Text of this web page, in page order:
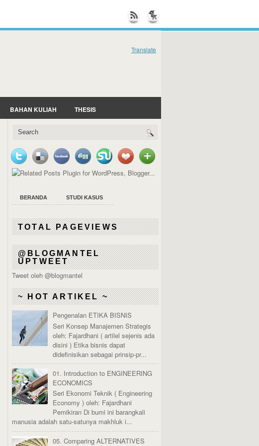
Translate
BAHAN KULIAH THESIS
BERANDA STUDI KASUS
TOTAL PAGEVIEWS
@BLOGMANTEL
UPTWEET
Tweet oleh @blogmantel
~ HOT ARTIKEL ~
Pengenalan ETIKA BISNIS
Seri Konsep Manajemen Strategis
oleh: Fajardhani ( artilel sejenis ada
disini ) Etika bisnis dapat
didefinisikan sebagai prinsip-pr...
01. Introduction to ENGINEERING
ECONOMICS
Seri Ekonomi Teknik ( Engineering
Economy ) oleh: Fajardhani
Pemikiran Di bumi ini barangkali
manusia adalah satu-satunya makhluk i...
05. Comparing ALTERNATIVES